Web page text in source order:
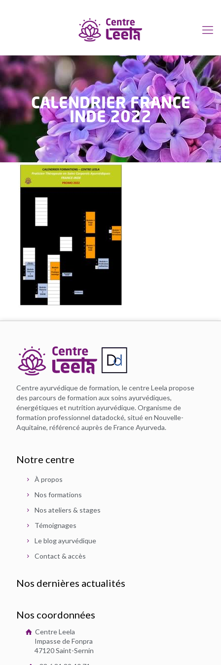
CALENDRIER FRANCE
INDE 2022
Centre ayurvédique de formation, le centre Leela propose
des parcours de formation aux soins ayurvédiques,
énergétiques et nutrition ayurvédique. Organisme de
formation professionnel datadocké, situé en Nouvelle-
Aquitaine, référencé auprès de France Ayurveda.
Notre centre
À propos
Nos formations
Nos ateliers & stages
Témoignages
Le blog ayurvédique
Contact & accès
Nos dernières actualités
Nos coordonnées
Centre Leela
Impasse de Fonpra
47120 Saint-Sernin